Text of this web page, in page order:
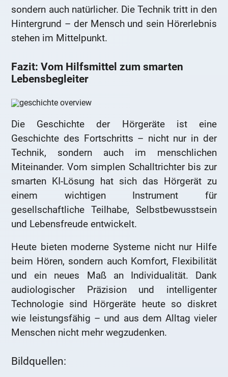
sondern auch natürlicher. Die Technik tritt in den
Hintergrund – der Mensch und sein Hörerlebnis
stehen im Mittelpunkt.
Fazit: Vom Hilfsmittel zum smarten
Lebensbegleiter
Die Geschichte der Hörgeräte ist eine
Geschichte des Fortschritts – nicht nur in der
Technik, sondern auch im menschlichen
Miteinander. Vom simplen Schalltrichter bis zur
smarten KI-Lösung hat sich das Hörgerät zu
einem wichtigen Instrument für
gesellschaftliche Teilhabe, Selbstbewusstsein
und Lebensfreude entwickelt.
Heute bieten moderne Systeme nicht nur Hilfe
beim Hören, sondern auch Komfort, Flexibilität
und ein neues Maß an Individualität. Dank
audiologischer Präzision und intelligenter
Technologie sind Hörgeräte heute so diskret
wie leistungsfähig – und aus dem Alltag vieler
Menschen nicht mehr wegzudenken.
Bildquellen: